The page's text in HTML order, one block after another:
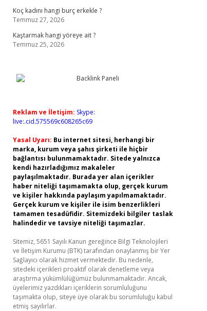
Koç kadını hangi burç erkekle ?
Temmuz 27, 2026
Kaştarmak hangi yöreye ait ?
Temmuz 25, 2026
Reklam ve İletişim: Skype:
live:.cid.575569c608265c69
Yasal Uyarı: Bu internet sitesi, herhangi bir
marka, kurum veya şahıs şirketi ile hiçbir
bağlantısı bulunmamaktadır. Sitede yalnızca
kendi hazırladığımız makaleler
paylaşılmaktadır. Burada yer alan içerikler
haber niteliği taşımamakta olup, gerçek kurum
ve kişiler hakkında paylaşım yapılmamaktadır.
Gerçek kurum ve kişiler ile isim benzerlikleri
tamamen tesadüfidir. Sitemizdeki bilgiler taslak
halindedir ve tavsiye niteliği taşımazlar.
Sitemiz, 5651 Sayılı Kanun gereğince Bilgi Teknolojileri
ve İletişim Kurumu (BTK) tarafından onaylanmış bir Yer
Sağlayıcı olarak hizmet vermektedir. Bu nedenle,
sitedeki içerikleri proaktif olarak denetleme veya
araştırma yükümlülüğümüz bulunmamaktadır. Ancak,
üyelerimiz yazdıkları içeriklerin sorumluluğunu
taşımakta olup, siteye üye olarak bu sorumluluğu kabul
etmiş sayılırlar.